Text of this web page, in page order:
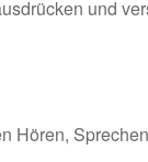
und
Hören,